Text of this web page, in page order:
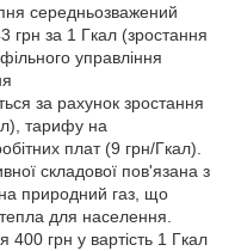
середньозважений
грн за 1 Гкал (зростання
управління
за рахунок зростання
тарифу на
плат (9 грн/Гкал).
складової пов'язана з
природний газ, що
для населення.
грн у вартість 1 Гкал